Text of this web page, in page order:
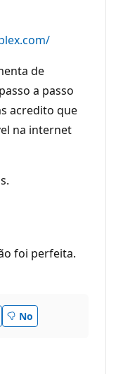
de
a passo
acredito que
na internet
foi perfeita.
No